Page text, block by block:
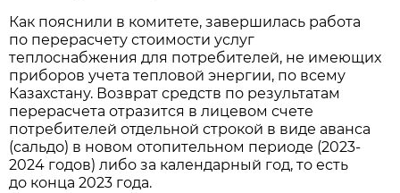
Как пояснили в комитете, завершилась работа
по перерасчету стоимости услуг
теплоснабжения для потребителей, не имеющих
приборов учета тепловой энергии, по всему
Казахстану. Возврат средств по результатам
перерасчета отразится в лицевом счете
потребителей отдельной строкой в виде аванса
(сальдо) в новом отопительном периоде (2023-
2024 годов) либо за календарный год, то есть
до конца 2023 года.